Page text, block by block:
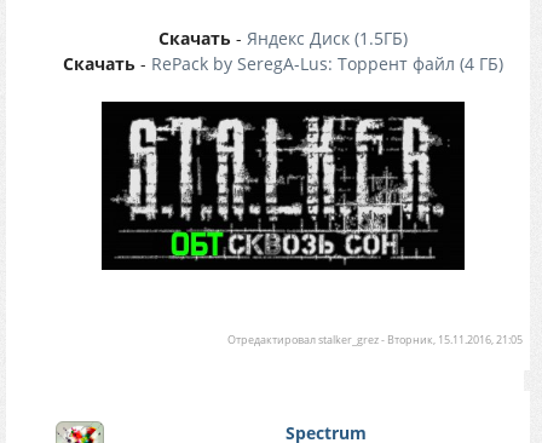
Скачать - Яндекс Диск (1.5ГБ)
Скачать - RePack by SeregA-Lus: Торрент файл (4 ГБ)
Отредактировалstalker_grez- Вторник, 15.11.2016, 21:05
Spectrum